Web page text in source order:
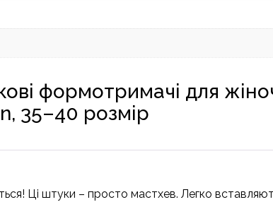
формотримачі для
35–40 розмір
Ці штуки – просто мастхев. Легко